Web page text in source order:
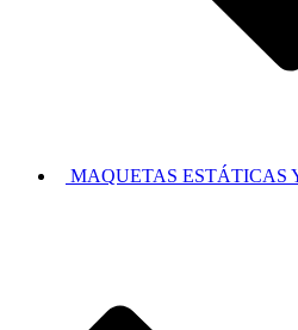
MAQUETAS ESTÁTICAS